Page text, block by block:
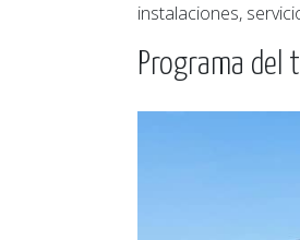
instalaciones,
Programa del